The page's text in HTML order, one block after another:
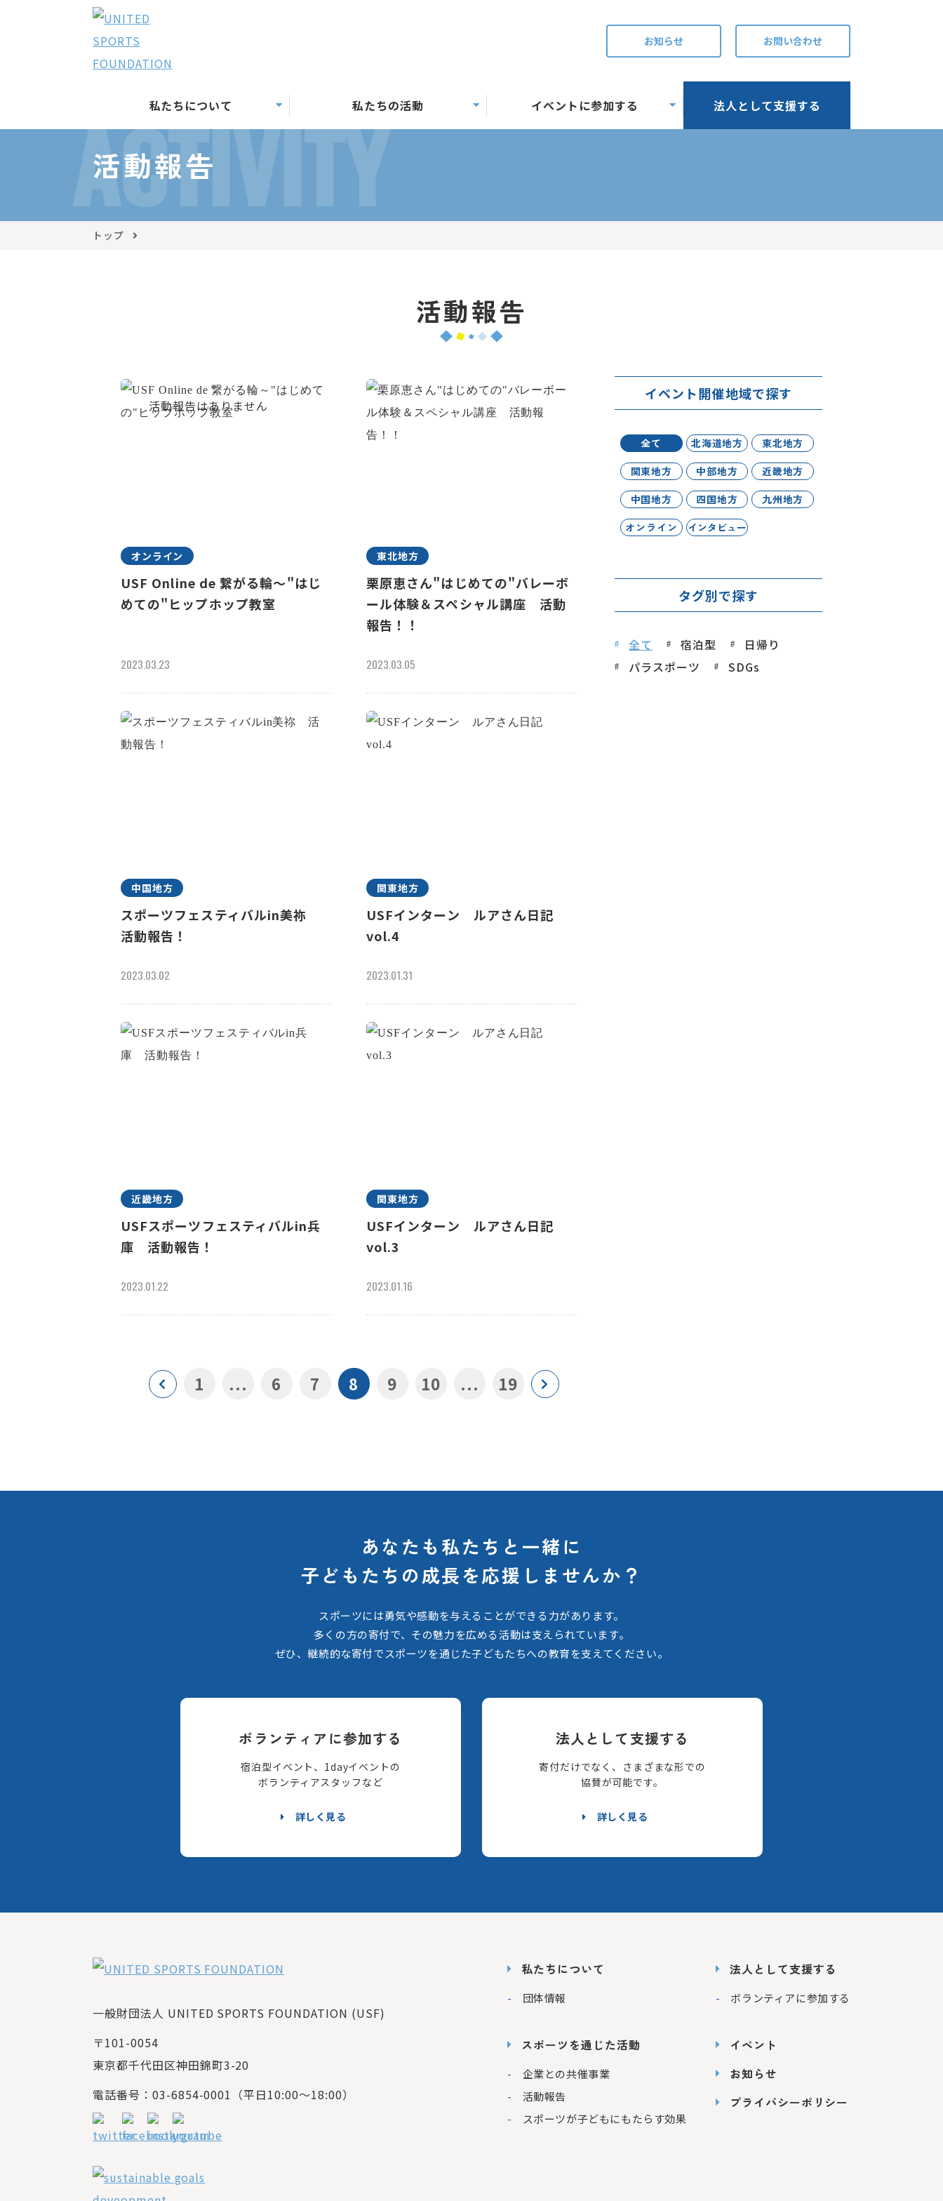
お知らせ お問い合わせ
私たちについて 私たちの活動 イベントに参加する 法人として支援する
ACTIVITY
活動報告
トップ
活動報告
オンライン
USF Online de 繋がる輪～"はじ
めての"ヒップホップ教室
2023.03.23
東北地方
栗原恵さん"はじめての"バレーボ
ール体験＆スペシャル講座 活動
報告！！
2023.03.05
中国地方
スポーツフェスティバルin美祢
活動報告！
2023.03.02
関東地方
USFインターン ルアさん日記
vol.4
2023.01.31
近畿地方
USFスポーツフェスティバルin兵
庫 活動報告！
2023.01.22
関東地方
USFインターン ルアさん日記
vol.3
2023.01.16
1 ... 6 7 8 9 10 ... 19
イベント開催地域で探す
全て 北海道地方
東北地方
関東地方
中部地方
近畿地方
中国地方
四国地方
九州地方
オンライン
インタビュー
タグ別で探す
全て 宿泊型
日帰り
パラスポーツ
SDGs
あなたも私たちと一緒に
子どもたちの成長を応援しませんか？
スポーツには勇気や感動を与えることができる力があります。
多くの方の寄付で、その魅力を広める活動は支えられています。
ぜひ、継続的な寄付でスポーツを通じた子どもたちへの教育を支えてください。
ボランティアに参加する
宿泊型イベント、1dayイベントの
ボランティアスタッフなど
詳しく見る
法人として支援する
寄付だけでなく、さまざまな形での
協賛が可能です。
詳しく見る
一般財団法人 UNITED SPORTS FOUNDATION (USF)
〒101-0054
東京都千代田区神田錦町3-20
電話番号：03-6854-0001（平日10:00～18:00）
私たちについて
団体情報
スポーツを通じた活動
企業との共催事業
活動報告
スポーツが子どもにもたらす効果
法人として支援する
ボランティアに参加する
イベント
お知らせ
プライバシーポリシー